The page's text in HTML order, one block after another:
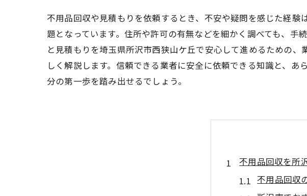
不用品回収や見積もりを依頼するとき、不安や疑問を感じた経
題となっています。住所や許可の有無などを細かく調べても、
と見積もりを埼玉県所沢市西狭山ケ丘で安心して進めるための
しく解説します。信頼できる業者に安全に依頼できる知識と、
分の第一歩を踏み出せるでしょう。
不用品回収を所
不用品回収